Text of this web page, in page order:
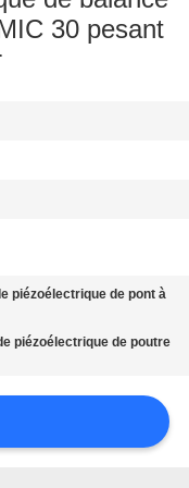
30 pesant
piézoélectrique de pont à
piézoélectrique de poutre